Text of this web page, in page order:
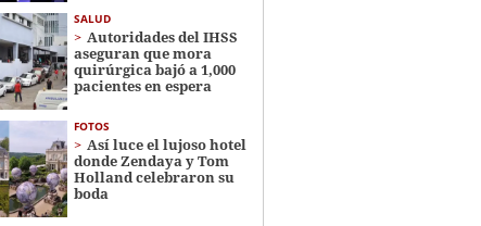
SALUD
Autoridades del IHSS
aseguran que mora
quirúrgica bajó a 1,000
pacientes en espera
FOTOS
Así luce el lujoso hotel
donde Zendaya y Tom
Holland celebraron su
boda